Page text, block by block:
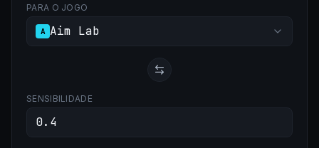
PARA O JOGO
A Aim Lab
SENSIBILIDADE